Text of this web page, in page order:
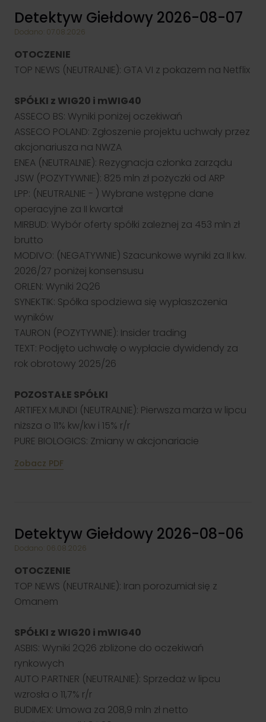
Klient korporacyjny
Pomagamy spółkom w pozyskaniu kapitału poprzez emisję
obligacji i akcji – na rynku publicznym i prywatnym. Kompleksowa
obsługa procesu.
Przejdź
Klient TGE
Zapewniamy profesjonalną obsługę uczestników rynku energii i
towarów giełdowych. Nasze wsparcie obejmuje zarówno
doradztwo, jak i rozwiązania techniczne.
Nasze oddziały
Zacznij od rachunku
Formularz kontaktowy
Grupa kapitałowa
wszystko w przystępnej i interaktywnej formie.
Blog NS
Cykl edukacyjny - Inwestowanie od podstaw. Zobacz odcinki!
Detektyw Giełdowy 2026-08-07
Dodano: 07.08.2026
OTOCZENIE
TOP NEWS (NEUTRALNIE): GTA VI z pokazem na Netflix
SPÓŁKI z WIG20 i mWIG40
ASSECO BS: Wyniki poniżej oczekiwań
ASSECO POLAND: Zgłoszenie projektu uchwały przez
akcjonariusza na NWZA
ENEA (NEUTRALNIE): Rezygnacja członka zarządu
JSW (POZYTYWNIE): 825 mln zł pożyczki od ARP
LPP: (NEUTRALNIE - ) Wybrane wstępne dane
operacyjne za II kwartał
MIRBUD: Wybór oferty spółki zależnej za 453 mln zł
brutto
MODIVO: (NEGATYWNIE) Szacunkowe wyniki za II kw.
2026/27 poniżej konsensusu
ORLEN: Wyniki 2Q26
SYNEKTIK: Spółka spodziewa się wypłaszczenia
wyników
TAURON (POZYTYWNIE): Insider trading
TEXT: Podjęto uchwałę o wypłacie dywidendy za
rok obrotowy 2025/26
POZOSTAŁE SPÓŁKI
ARTIFEX MUNDI (NEUTRALNIE): Pierwsza marża w lipcu
niższa o 11% kw/kw i 15% r/r
PURE BIOLOGICS: Zmiany w akcjonariacie
Zobacz PDF
Detektyw Giełdowy 2026-08-06
Dodano: 06.08.2026
OTOCZENIE
TOP NEWS (NEUTRALNIE): Iran porozumiał się z
Omanem
SPÓŁKI z WIG20 i mWIG40
ASBIS: Wyniki 2Q26 zbliżone do oczekiwań
rynkowych
AUTO PARTNER (NEUTRALNIE): Sprzedaż w lipcu
wzrosła o 11,7% r/r
BUDIMEX: Umowa za 208,9 mln zł netto